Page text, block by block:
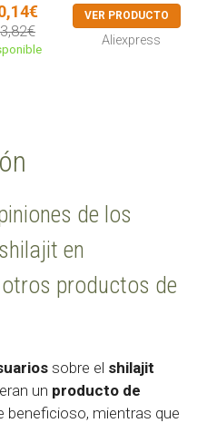
VER PRODUCTO
Aliexpress
de los
en
productos de
sobre el shilajit
un producto de
beneficioso, mientras que